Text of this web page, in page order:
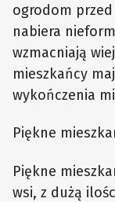
ogrodom
nabiera
wzmacniają
mieszkańcy
wykończenia
Piękne
Piękne
wsi, z dużą